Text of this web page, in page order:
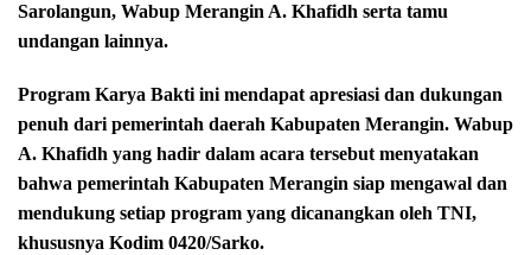
Sarolangun, Wabup Merangin A. Khafidh serta tamu
undangan lainnya.
Program Karya Bakti ini mendapat apresiasi dan dukungan
penuh dari pemerintah daerah Kabupaten Merangin. Wabup
A. Khafidh yang hadir dalam acara tersebut menyatakan
bahwa pemerintah Kabupaten Merangin siap mengawal dan
mendukung setiap program yang dicanangkan oleh TNI,
khususnya Kodim 0420/Sarko.